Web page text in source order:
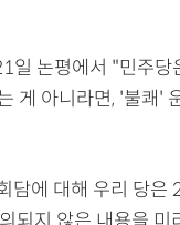
일 논평에서 "민주당
게 아니라면, '불쾌'
담에 대해 우리 당은